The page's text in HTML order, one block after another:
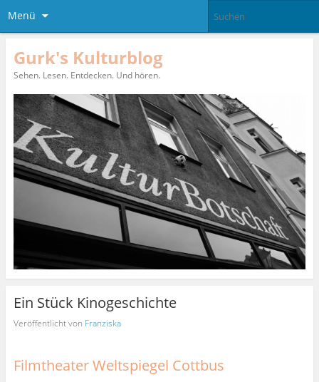
Menü
Gurk's Kulturblog
Sehen. Lesen. Entdecken. Und hören.
Ein Stück Kinogeschichte
Veröffentlicht von Franziska
Filmtheater Weltspiegel Cottbus